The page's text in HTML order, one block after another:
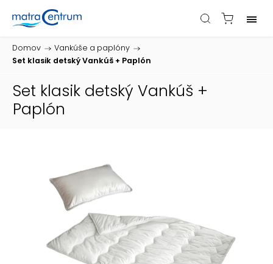
Domov / Vankúše a paplóny /
Set klasik detský Vankúš + Paplón
Set klasik detský Vankúš +
Paplón